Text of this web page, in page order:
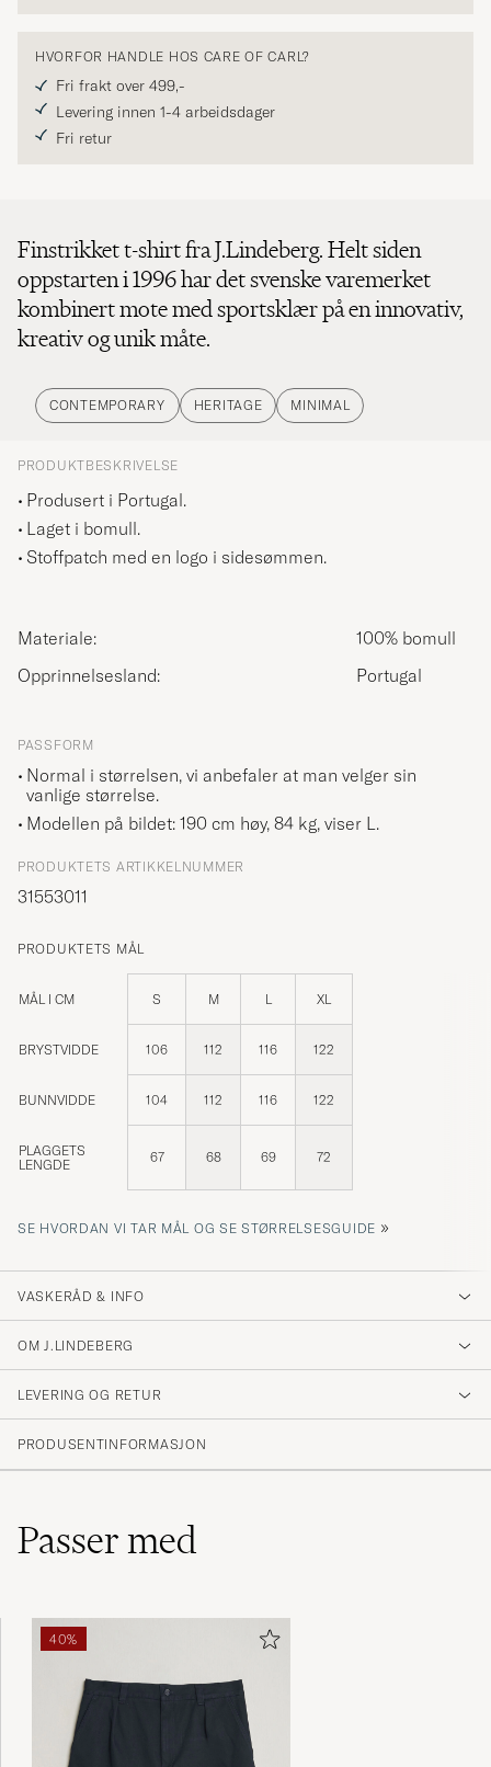
HVORFOR HANDLE HOS CARE OF CARL?
Fri frakt over 499,-
Levering innen 1-4 arbeidsdager
Fri retur
Finstrikket t-shirt fra J.Lindeberg. Helt siden
oppstarten i 1996 har det svenske varemerket
kombinert mote med sportsklær på en innovativ,
kreativ og unik måte.
CONTEMPORARY HERITAGE MINIMAL
PRODUKTBESKRIVELSE
Produsert i Portugal.
Laget i bomull.
Stoffpatch med en logo i sidesømmen.
Materiale:
100% bomull
Opprinnelsesland:
Portugal
PASSFORM
Normal i størrelsen, vi anbefaler at man velger sin
vanlige størrelse.
Modellen på bildet: 190 cm høy, 84 kg, viser L.
PRODUKTETS ARTIKKELNUMMER
31553011
PRODUKTETS MÅL
MÅL I CM S M L XL
BRYSTVIDDE 106 112 116 122
BUNNVIDDE 104 112 116 122
PLAGGETS
LENGDE
67 68 69 72
SE HVORDAN VI TAR MÅL OG SE STØRRELSESGUIDE »
VASKERÅD & INFO
OM J.LINDEBERG
LEVERING OG RETUR
PRODUSENTINFORMASJON
Passer med
40%